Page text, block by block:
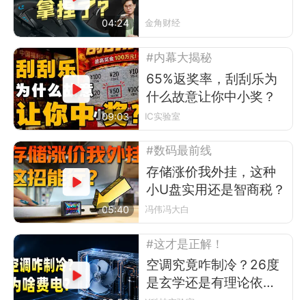
04:24 金角财经
09:03
#内幕大揭秘
65%返奖率，刮刮乐为
什么故意让你中小奖？
IC实验室
05:40
#数码最前线
存储涨价我外挂，这种
小U盘实用还是智商税？
冯伟冯大白
#这才是正解！
空调究竟咋制冷？26度
是玄学还是有理论依